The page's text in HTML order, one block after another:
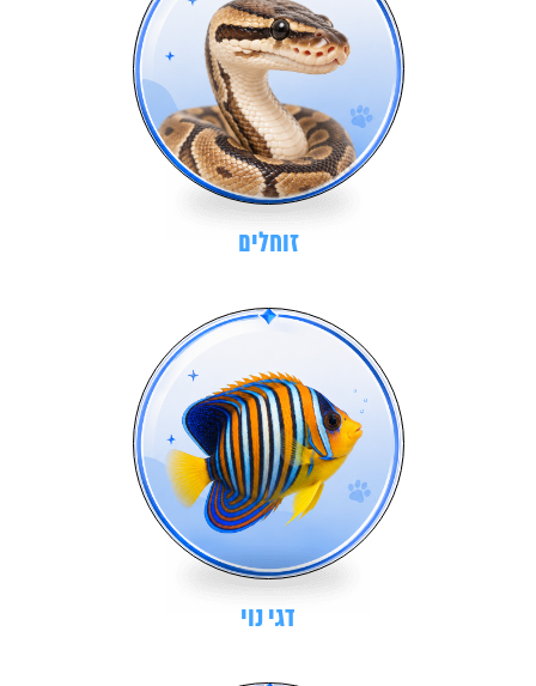
זוחלים
דגי נוי